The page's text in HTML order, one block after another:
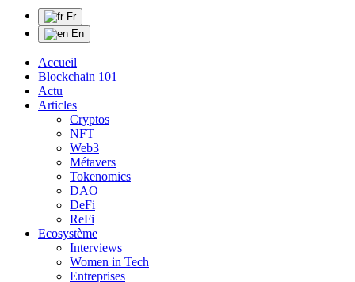
Fr
En
Accueil
Blockchain 101
Actu
Articles
Cryptos
NFT
Web3
Métavers
Tokenomics
DAO
DeFi
ReFi
Ecosystème
Interviews
Women in Tech
Entreprises